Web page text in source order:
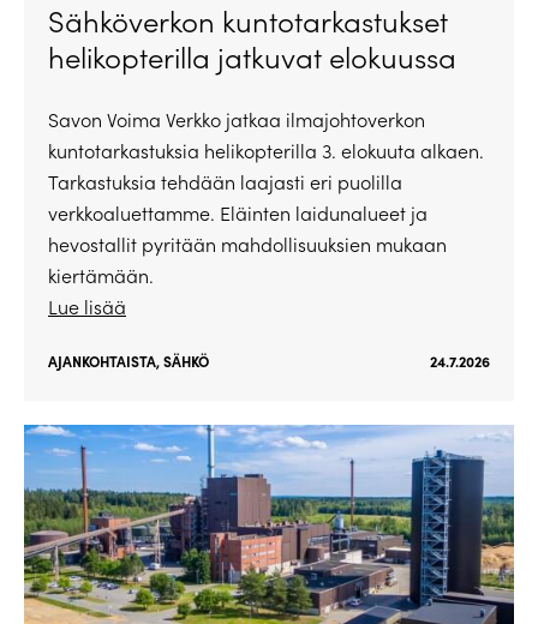
Sähköverkon kuntotarkastukset
helikopterilla jatkuvat elokuussa
Savon Voima Verkko jatkaa ilmajohtoverkon
kuntotarkastuksia helikopterilla 3. elokuuta alkaen.
Tarkastuksia tehdään laajasti eri puolilla
verkkoaluettamme. Eläinten laidunalueet ja
hevostallit pyritään mahdollisuuksien mukaan
kiertämään.
Lue lisää
AJANKOHTAISTA,SÄHKÖ 24.7.2026